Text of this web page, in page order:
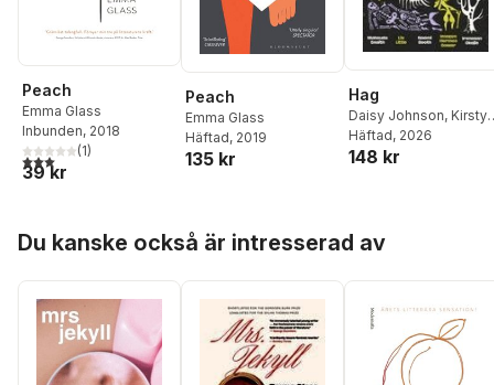
Peach
Emma Glass
Inbunden, 2018
3,0utav 5 stjärnor. Totalt antal röster:
(1)
39 kr
Peach
Emma Glass
Häftad, 2019
135 kr
Hag
Daisy Johnson, Kirsty
Logan, Emma Glass
Eimear McBride
Imogen Hermes
Irenosen Okojie
Häftad, 2026
148 kr
Du kanske också är intresserad av